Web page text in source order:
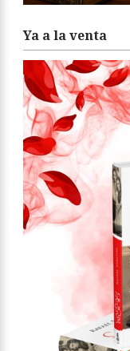
Ya a la venta